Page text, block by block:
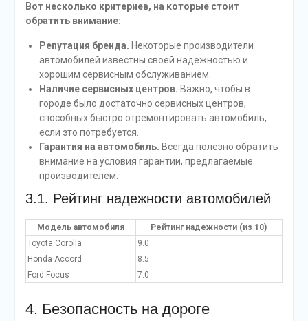
Вот несколько критериев, на которые стоит
обратить внимание:
Репутация бренда. Некоторые производители
автомобилей известны своей надежностью и
хорошим сервисным обслуживанием.
Наличие сервисных центров. Важно, чтобы в
городе было достаточно сервисных центров,
способных быстро отремонтировать автомобиль,
если это потребуется.
Гарантия на автомобиль. Всегда полезно обратить
внимание на условия гарантии, предлагаемые
производителем.
3.1. Рейтинг надежности автомобилей
Модель автомобиля
Рейтинг надежности (из 10)
Toyota Corolla
9.0
Honda Accord
8.5
Ford Focus
7.0
4. Безопасность на дороге